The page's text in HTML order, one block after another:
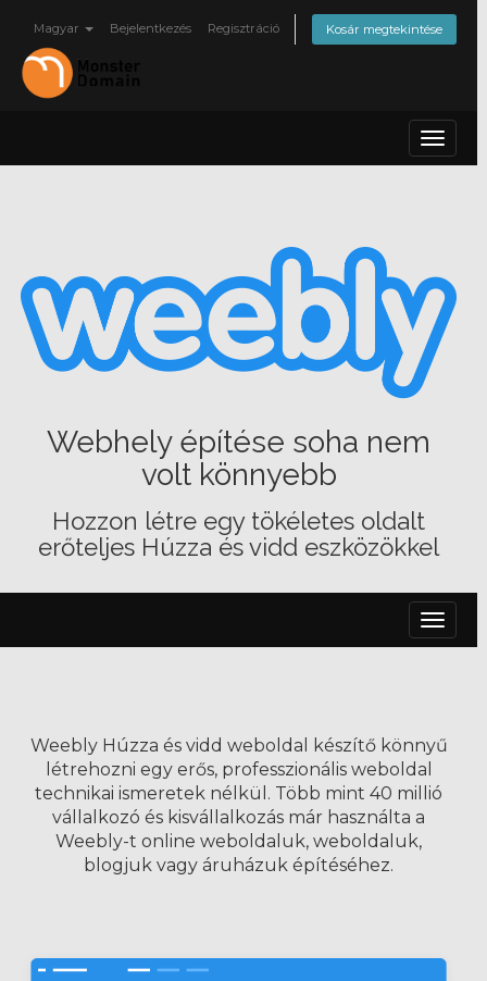
Magyar Bejelentkezés Regisztráció Kosár megtekintése
Toggle
Webhely építése soha nem
volt könnyebb
Hozzon létre egy tökéletes oldalt
erőteljes Húzza és vidd eszközökkel
Váltás
a
Weebly Húzza és vidd weboldal készítő könnyű
létrehozni egy erős, professzionális weboldal
technikai ismeretek nélkül. Több mint 40 millió
vállalkozó és kisvállalkozás már használta a
Weebly-t online weboldaluk, weboldaluk,
blogjuk vagy áruházuk építéséhez.